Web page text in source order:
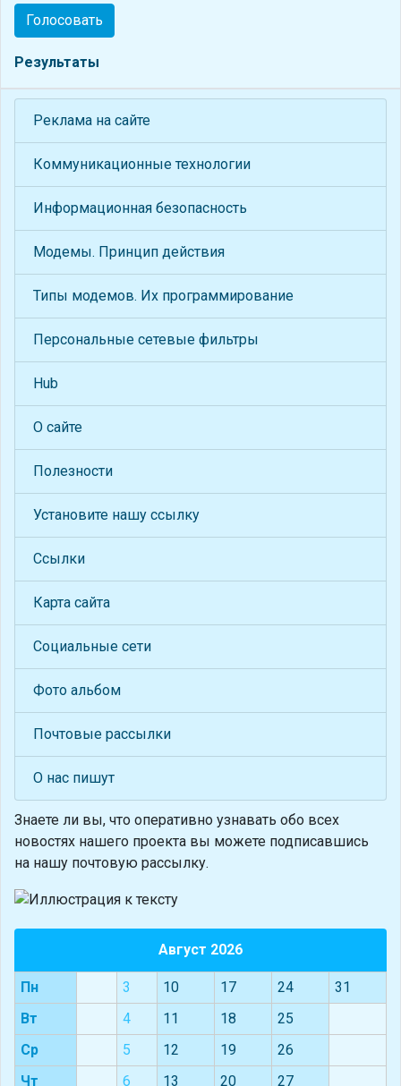
Голосовать
Результаты
Реклама на сайте
Коммуникационные технологии
Информационная безопасность
Модемы. Принцип действия
Типы модемов. Их программирование
Персональные сетевые фильтры
Hub
О сайте
Полезности
Установите нашу ссылку
Ссылки
Карта сайта
Социальные сети
Фото альбом
Почтовые рассылки
О нас пишут
Знаете ли вы, что оперативно узнавать обо всех
новостях нашего проекта вы можете подписавшись
на нашу почтовую рассылку.
Август 2026
Пн 3 10 17 24
31
Вт
4 11 18
25
Ср
5 12 19
26
Чт
6 13 20 27